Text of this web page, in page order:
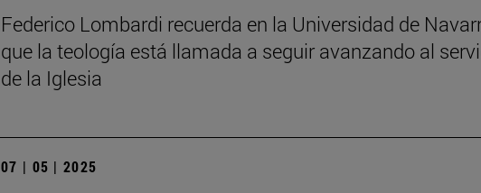
Federico Lombardi recuerda en la Universidad de
que la teología está llamada a seguir avanzando al
de la Iglesia
07 | 05 | 2025